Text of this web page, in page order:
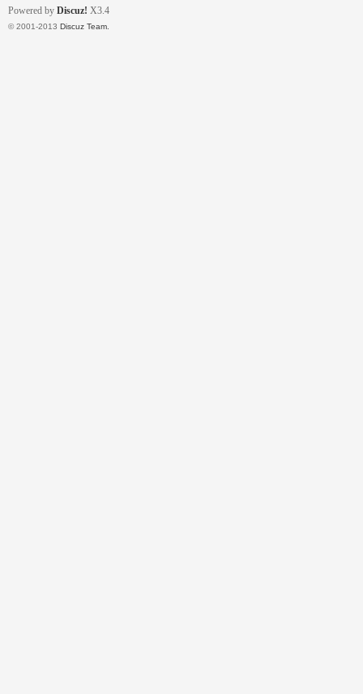
Powered by Discuz! X3.4
© 2001-2013 Discuz Team.